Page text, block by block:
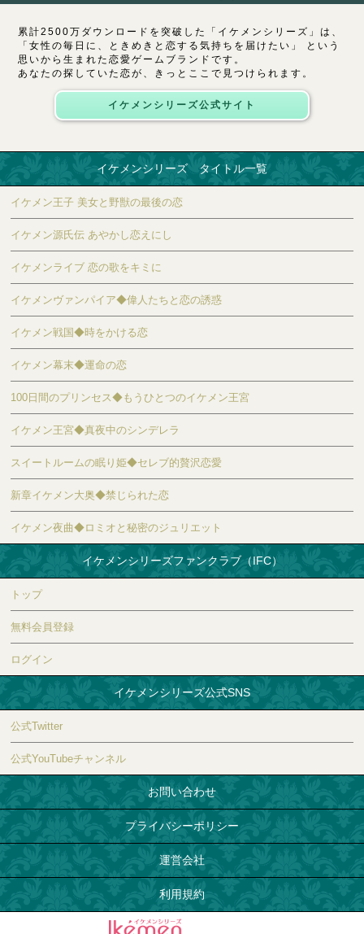
累計2500万ダウンロードを突破した「イケメンシリーズ」は、
「女性の毎日に、ときめきと恋する気持ちを届けたい」 という
思いから生まれた恋愛ゲームブランドです。
あなたの探していた恋が、きっとここで見つけられます。
イケメンシリーズ公式サイト
イケメンシリーズ タイトル一覧
イケメン王子 美女と野獣の最後の恋
イケメン源氏伝 あやかし恋えにし
イケメンライブ 恋の歌をキミに
イケメンヴァンパイア◆偉人たちと恋の誘惑
イケメン戦国◆時をかける恋
イケメン幕末◆運命の恋
100日間のプリンセス◆もうひとつのイケメン王宮
イケメン王宮◆真夜中のシンデレラ
スイートルームの眠り姫◆セレブ的贅沢恋愛
新章イケメン大奥◆禁じられた恋
イケメン夜曲◆ロミオと秘密のジュリエット
イケメンシリーズファンクラブ（IFC）
トップ
無料会員登録
ログイン
イケメンシリーズ公式SNS
公式Twitter
公式YouTubeチャンネル
お問い合わせ
プライバシーポリシー
運営会社
利用規約